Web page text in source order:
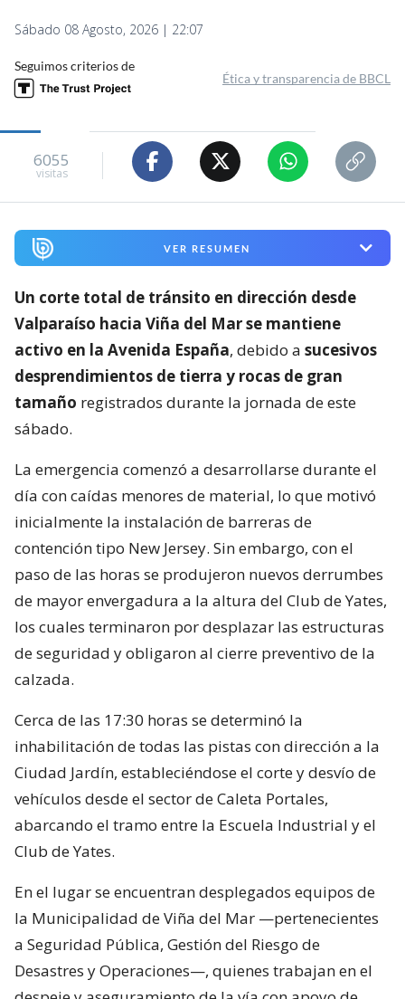
Sábado 08 Agosto, 2026 | 22:07
Seguimos criterios de
Ética y transparencia de BBCL
6055
visitas
VER RESUMEN
Un corte total de tránsito en dirección desde
Valparaíso hacia Viña del Mar se mantiene
activo en la Avenida España, debido a sucesivos
desprendimientos de tierra y rocas de gran
tamaño registrados durante la jornada de este
sábado.
La emergencia comenzó a desarrollarse durante el
día con caídas menores de material, lo que motivó
inicialmente la instalación de barreras de
contención tipo New Jersey. Sin embargo, con el
paso de las horas se produjeron nuevos derrumbes
de mayor envergadura a la altura del Club de Yates,
los cuales terminaron por desplazar las estructuras
de seguridad y obligaron al cierre preventivo de la
calzada.
Cerca de las 17:30 horas se determinó la
inhabilitación de todas las pistas con dirección a la
Ciudad Jardín, estableciéndose el corte y desvío de
vehículos desde el sector de Caleta Portales,
abarcando el tramo entre la Escuela Industrial y el
Club de Yates.
En el lugar se encuentran desplegados equipos de
la Municipalidad de Viña del Mar —pertenecientes
a Seguridad Pública, Gestión del Riesgo de
Desastres y Operaciones—, quienes trabajan en el